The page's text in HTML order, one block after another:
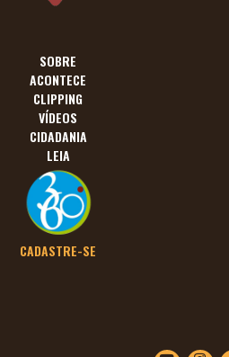
SOBRE
ACONTECE
CLIPPING
VÍDEOS
CIDADANIA
LEIA
CADASTRE-SE